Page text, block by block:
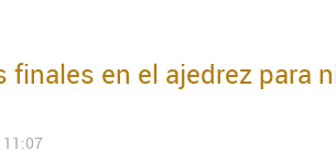
finales en el ajedrez para